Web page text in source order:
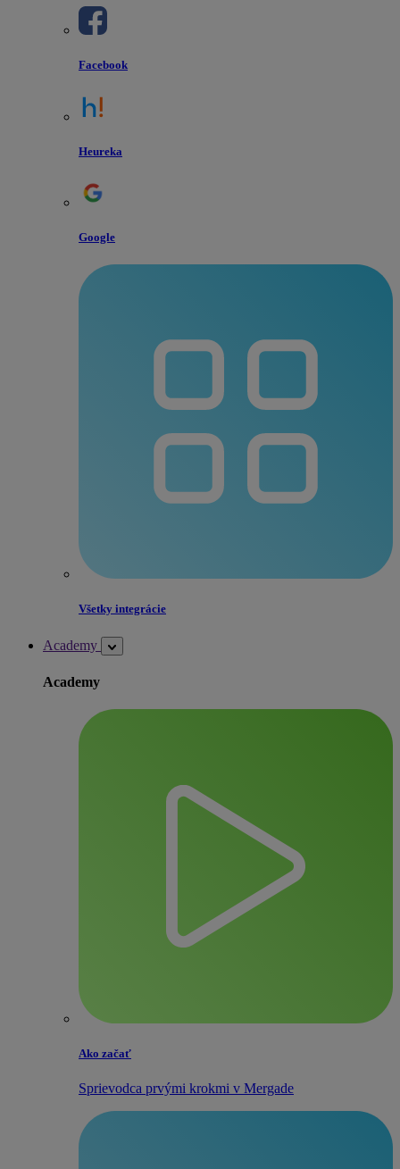
Facebook
Heureka
Google
Všetky integrácie
Academy
Academy
Ako začať
Sprievodca prvými krokmi v Mergade